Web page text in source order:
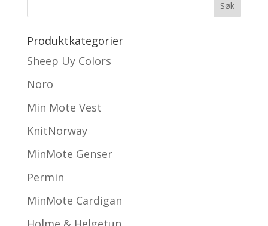
Produktkategorier
Sheep Uy Colors
Noro
Min Mote Vest
KnitNorway
MinMote Genser
Permin
MinMote Cardigan